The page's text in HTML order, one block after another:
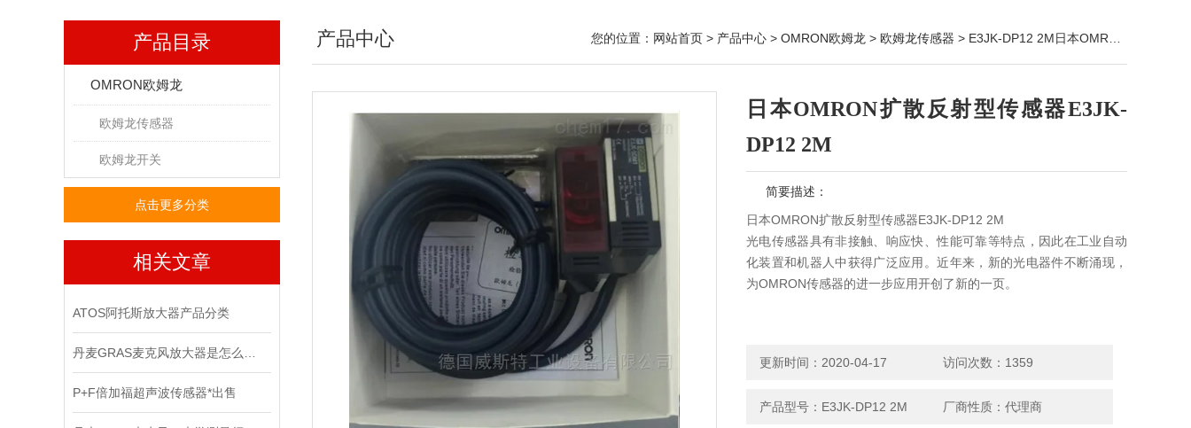
产品目录
OMRON欧姆龙
欧姆龙传感器
欧姆龙开关
点击更多分类
相关文章
ATOS阿托斯放大器产品分类
P+F倍加福超声波传感器*出售
产品中心 您的位置： 网站首页 > 产品中心 > OMRON欧姆龙 > 欧姆龙传感器 > E3JK-DP12 2M日本OMRON扩散反射型传感器E3JK-DP12 2M
日本OMRON扩散反射型传感器E3JK-
DP12 2M
简要描述：
日本OMRON扩散反射型传感器E3JK-DP12 2M
光电传感器具有非接触、响应快、性能可靠等特点，因此在工业自动
化装置和机器人中获得广泛应用。近年来，新的光电器件不断涌现，
为OMRON传感器的进一步应用开创了新的一页。
更新时间：2020-04-17 访问次数：1359
产品型号：E3JK-DP12 2M 厂商性质：代理商